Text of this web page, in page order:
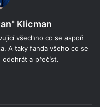
Klicman
všechno co se aspoň
A taky fanda všeho co se
odehrát a přečíst.